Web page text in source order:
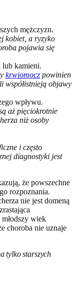
mężczyzn.
kobiet, a ryzyko
pojawia się
lub kamieni.
krwiomocz powinien
współistnieją objawy
wpływu.
aż pięciokrotnie
niż osoby
i często
diagnostyki jest
że powszechne
rozpoznania.
nie jest domeną
wiek
choroba nie uznaje
tylko starszych